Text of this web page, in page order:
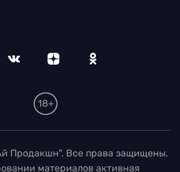
18+
Продакшн". Все права защищены.
материалов активная